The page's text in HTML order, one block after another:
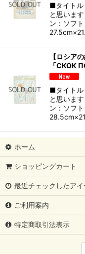
■タイト
と思いま
ン：ソフ
【ロシア
「СКОК
■タイト
と思いま
ン：ソフ
ホーム
ショッピングカート
最近チェックしたアイ
ご利用案内
特定商取引法表示